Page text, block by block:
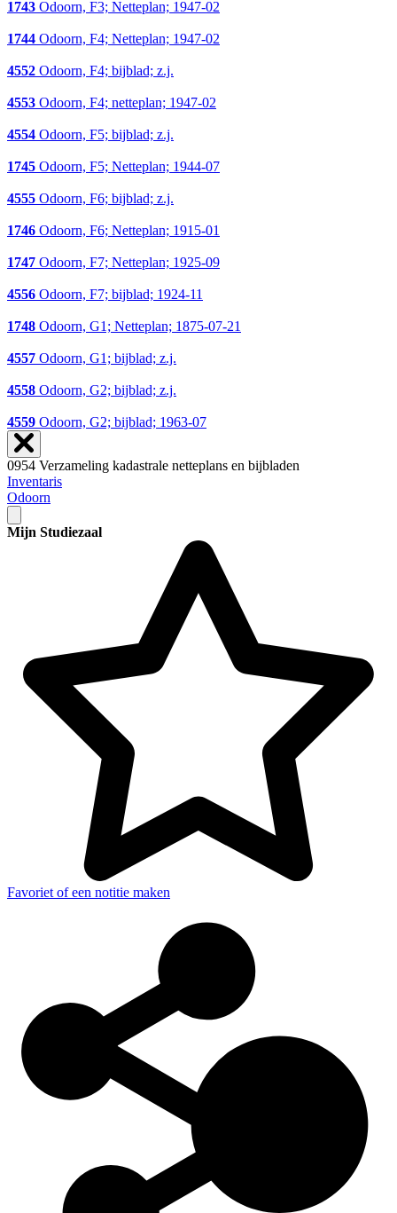
1743 Odoorn, F3; Netteplan; 1947-02
1744 Odoorn, F4; Netteplan; 1947-02
4552 Odoorn, F4; bijblad; z.j.
4553 Odoorn, F4; netteplan; 1947-02
4554 Odoorn, F5; bijblad; z.j.
1745 Odoorn, F5; Netteplan; 1944-07
4555 Odoorn, F6; bijblad; z.j.
1746 Odoorn, F6; Netteplan; 1915-01
1747 Odoorn, F7; Netteplan; 1925-09
4556 Odoorn, F7; bijblad; 1924-11
1748 Odoorn, G1; Netteplan; 1875-07-21
4557 Odoorn, G1; bijblad; z.j.
4558 Odoorn, G2; bijblad; z.j.
4559 Odoorn, G2; bijblad; 1963-07
0954 Verzameling kadastrale netteplans en bijbladen
Inventaris
Odoorn
Mijn Studiezaal
Favoriet of een notitie maken